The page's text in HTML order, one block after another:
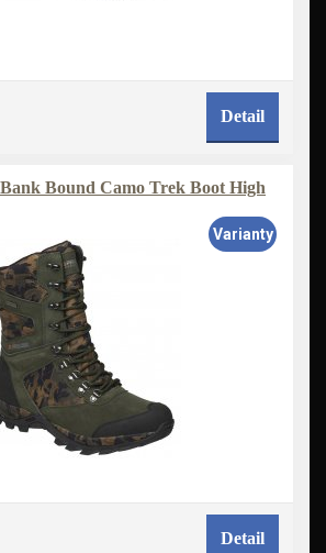
Detail
Bound Camo Trek Boot High
Varianty
Detail